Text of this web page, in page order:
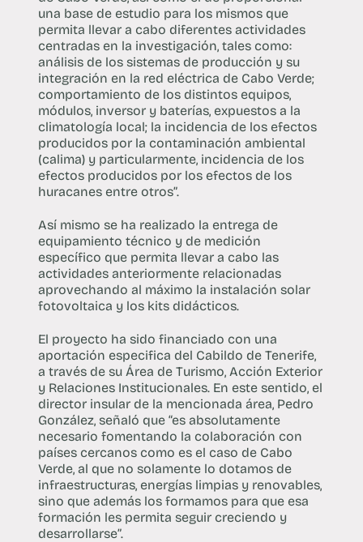
una base de estudio para los mismos que
permita llevar a cabo diferentes actividades
centradas en la investigación, tales como:
análisis de los sistemas de producción y su
integración en la red eléctrica de Cabo Verde;
comportamiento de los distintos equipos,
módulos, inversor y baterías, expuestos a la
climatología local; la incidencia de los efectos
producidos por la contaminación ambiental
(calima) y particularmente, incidencia de los
efectos producidos por los efectos de los
huracanes entre otros”.
Así mismo se ha realizado la entrega de
equipamiento técnico y de medición
específico que permita llevar a cabo las
actividades anteriormente relacionadas
aprovechando al máximo la instalación solar
fotovoltaica y los kits didácticos.
El proyecto ha sido financiado con una
aportación especifica del Cabildo de Tenerife,
a través de su Área de Turismo, Acción Exterior
y Relaciones Institucionales. En este sentido, el
director insular de la mencionada área, Pedro
González, señaló que “es absolutamente
necesario fomentando la colaboración con
países cercanos como es el caso de Cabo
Verde, al que no solamente lo dotamos de
infraestructuras, energías limpias y renovables,
sino que además los formamos para que esa
formación les permita seguir creciendo y
desarrollarse”.